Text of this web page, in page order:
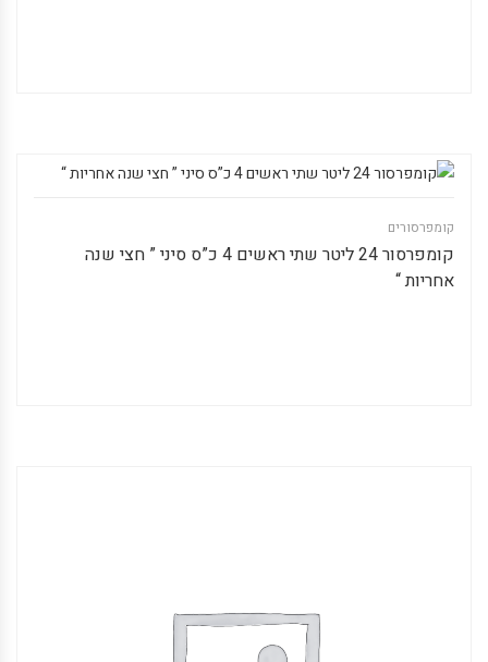
קומפרסורים
קומפרסור 24 ליטר שתי ראשים 4 כ”ס סיני ” חצי שנה
אחריות “